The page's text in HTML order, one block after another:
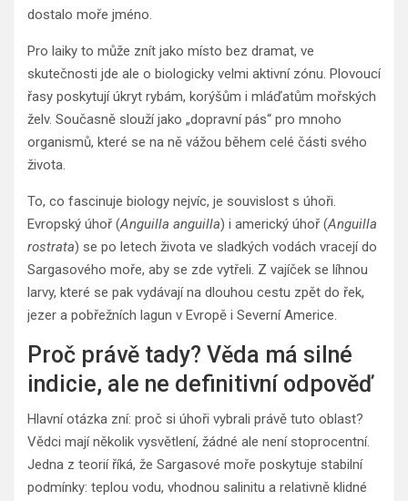
dostalo moře jméno.
Pro laiky to může znít jako místo bez dramat, ve
skutečnosti jde ale o biologicky velmi aktivní zónu. Plovoucí
řasy poskytují úkryt rybám, korýšům i mláďatům mořských
želv. Současně slouží jako „dopravní pás“ pro mnoho
organismů, které se na ně vážou během celé části svého
života.
To, co fascinuje biology nejvíc, je souvislost s úhoři.
Evropský úhoř (Anguilla anguilla) i americký úhoř (Anguilla
rostrata) se po letech života ve sladkých vodách vracejí do
Sargasového moře, aby se zde vytřeli. Z vajíček se líhnou
larvy, které se pak vydávají na dlouhou cestu zpět do řek,
jezer a pobřežních lagun v Evropě i Severní Americe.
Proč právě tady? Věda má silné
indicie, ale ne definitivní odpověď
Hlavní otázka zní: proč si úhoři vybrali právě tuto oblast?
Vědci mají několik vysvětlení, žádné ale není stoprocentní.
Jedna z teorií říká, že Sargasové moře poskytuje stabilní
podmínky: teplou vodu, vhodnou salinitu a relativně klidné